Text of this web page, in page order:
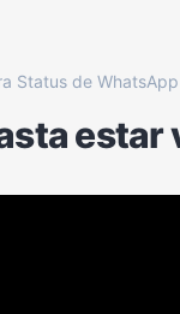
Status de WhatsApp
estar